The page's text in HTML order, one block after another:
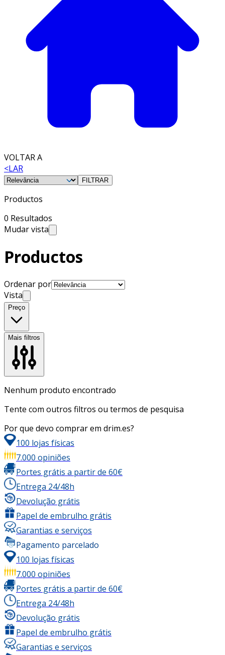
VOLTAR A
<LAR
FILTRAR
Productos
0 Resultados
Mudar vista
Productos
Ordenar por
Vista
Preço
Mais filtros
Nenhum produto encontrado
Tente com outros filtros ou termos de pesquisa
Por que devo comprar em drim.es?
100 lojas físicas
7.000 opiniões
Portes grátis a partir de 60€
Entrega 24/48h
Devolução grátis
Papel de embrulho grátis
Garantias e serviços
Pagamento parcelado
100 lojas físicas
7.000 opiniões
Portes grátis a partir de 60€
Entrega 24/48h
Devolução grátis
Papel de embrulho grátis
Garantias e serviços